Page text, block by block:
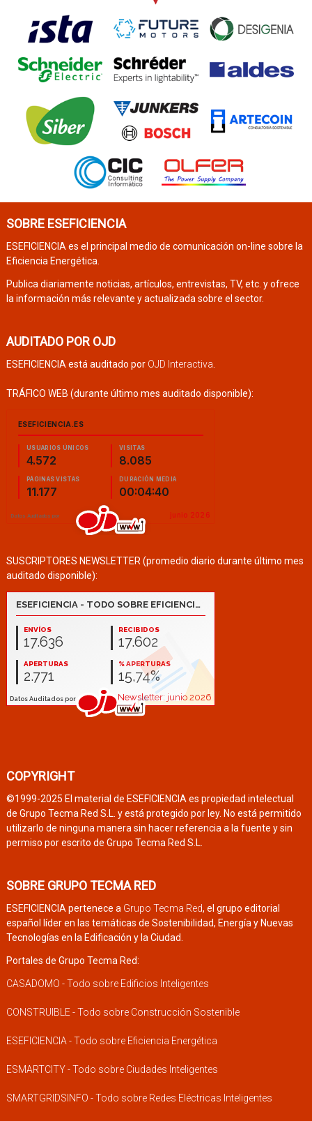
SOBRE ESEFICIENCIA
ESEFICIENCIA es el principal medio de comunicación on-line sobre la
Eficiencia Energética.
Publica diariamente noticias, artículos, entrevistas, TV, etc. y ofrece
la información más relevante y actualizada sobre el sector.
AUDITADO POR OJD
ESEFICIENCIA está auditado por OJD Interactiva
TRÁFICO WEB (durante último mes auditado disponible):
SUSCRIPTORES NEWSLETTER (promedio diario durante último mes
auditado disponible):
COPYRIGHT
©1999-2025 El material de ESEFICIENCIA es propiedad intelectual
de Grupo Tecma Red S.L. y está protegido por ley. No está permitido
utilizarlo de ninguna manera sin hacer referencia a la fuente y sin
permiso por escrito de Grupo Tecma Red S.L.
SOBRE GRUPO TECMA RED
ESEFICIENCIA pertenece a Grupo Tecma Red, el grupo editorial
español líder en las temáticas de Sostenibilidad, Energía y Nuevas
Tecnologías en la Edificación y la Ciudad.
Portales de Grupo Tecma Red:
CASADOMO - Todo sobre Edificios Inteligentes
CONSTRUIBLE - Todo sobre Construcción Sostenible
ESEFICIENCIA - Todo sobre Eficiencia Energética
ESMARTCITY - Todo sobre Ciudades Inteligentes
SMARTGRIDSINFO - Todo sobre Redes Eléctricas Inteligentes